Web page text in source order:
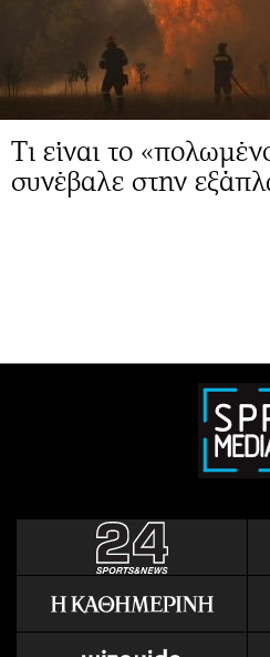
Τι είναι το
συνέβαλε στην